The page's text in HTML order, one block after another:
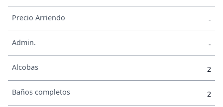
Precio Arriendo -
Admin. -
Alcobas 2
Baños completos 2